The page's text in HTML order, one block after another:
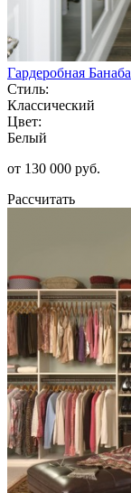
Гардеробная Банаба
Стиль:
Классический
Цвет:
Белый
от 130 000 руб.
Рассчитать